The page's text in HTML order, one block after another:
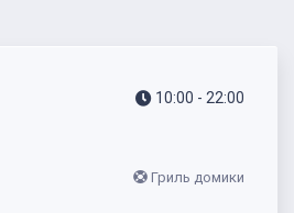
10:00 - 22:00
Гриль домики